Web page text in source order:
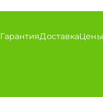
ГарантияДоставкаЦены